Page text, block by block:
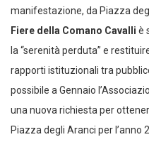
manifestazione, da Piazza
Fiere della Comano Cavalli è
la “serenità perduta” e
rapporti istituzionali tra
possibile a Gennaio
una nuova richiesta per
Piazza degli Aranci per l’anno